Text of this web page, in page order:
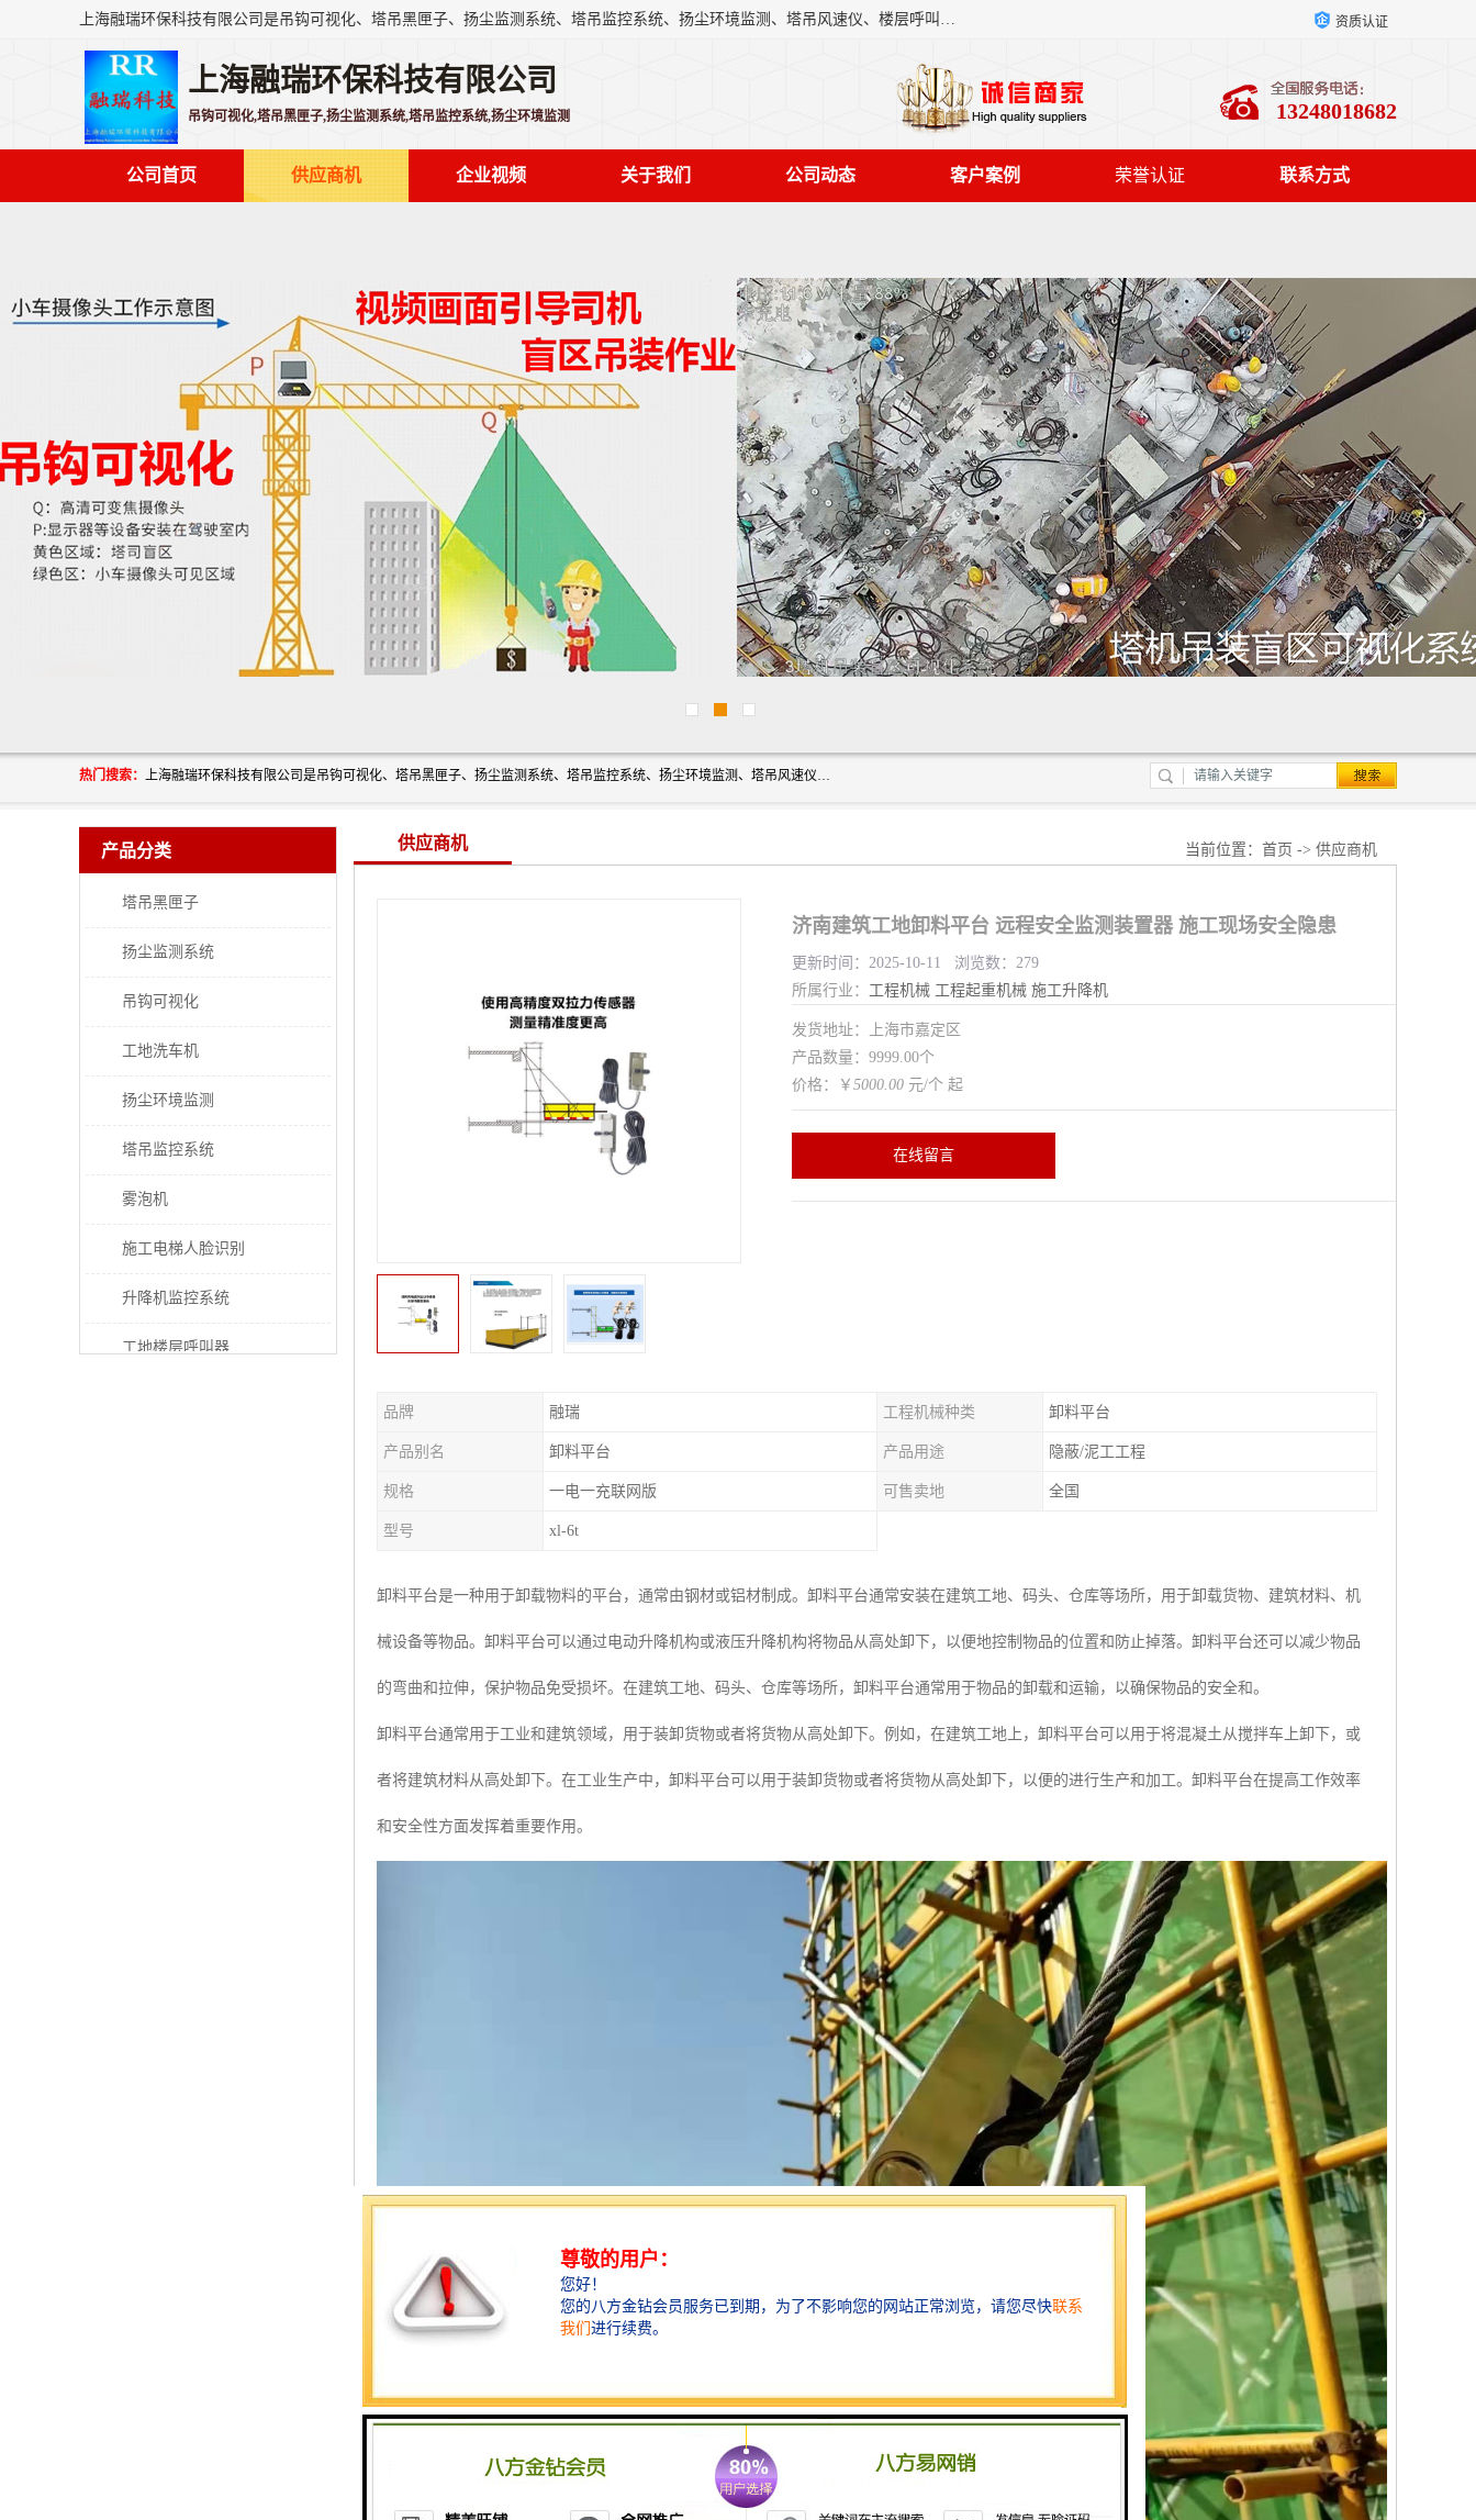
上海融瑞环保科技有限公司是吊钩可视化、塔吊黑匣子、扬尘监测系统、塔吊监控系统、扬尘环境监测、塔吊风速仪、楼层呼叫器、主令控制器、人脸识别、风速仪等一系列环保设备的研发生产销售为一体的专业化公司。 资质认证
上海融瑞环保科技有限公司
吊钩可视化,塔吊黑匣子,扬尘监测系统,塔吊监控系统,扬尘环境监测 13248018682
公司首页 供应商机 企业视频 关于我们 公司动态 客户案例 荣誉认证 联系方式
热门搜索： 上海融瑞环保科技有限公司是吊钩可视化、塔吊黑匣子、扬尘监测系统、塔吊监控系统、扬尘环境监测、塔吊风速仪、楼层呼叫器、主令控制器、人脸识别、风速仪等一系列环保设备的研发生产销售为一体的专业化公司。
产品分类
塔吊黑匣子
扬尘监测系统
吊钩可视化
工地洗车机
扬尘环境监测
塔吊监控系统
雾泡机
施工电梯人脸识别
升降机监控系统
工地楼层呼叫器
供应商机 当前位置： 首页 -> 供应商机
济南建筑工地卸料平台 远程安全监测装置器 施工现场安全隐患
更新时间：2025-10-11 浏览数：279
所属行业： 工程机械 工程起重机械 施工升降机
发货地址：上海市嘉定区
产品数量：9999.00个
价格：￥ 5000.00 元/个 起
在线留言
品牌 融瑞 工程机械种类 卸料平台
产品别名 卸料平台 产品用途 隐蔽/泥工工程
规格 一电一充联网版 可售卖地 全国
型号 xl-6t
卸料平台是一种用于卸载物料的平台，通常由钢材或铝材制成。卸料平台通常安装在建筑工地、码头、仓库等场所，用于卸载货物、建筑材料、机
械设备等物品。卸料平台可以通过电动升降机构或液压升降机构将物品从高处卸下，以便地控制物品的位置和防止掉落。卸料平台还可以减少物品
的弯曲和拉伸，保护物品免受损坏。在建筑工地、码头、仓库等场所，卸料平台通常用于物品的卸载和运输，以确保物品的安全和。
卸料平台通常用于工业和建筑领域，用于装卸货物或者将货物从高处卸下。例如，在建筑工地上，卸料平台可以用于将混凝土从搅拌车上卸下，或
者将建筑材料从高处卸下。在工业生产中，卸料平台可以用于装卸货物或者将货物从高处卸下，以便的进行生产和加工。卸料平台在提高工作效率
和安全性方面发挥着重要作用。